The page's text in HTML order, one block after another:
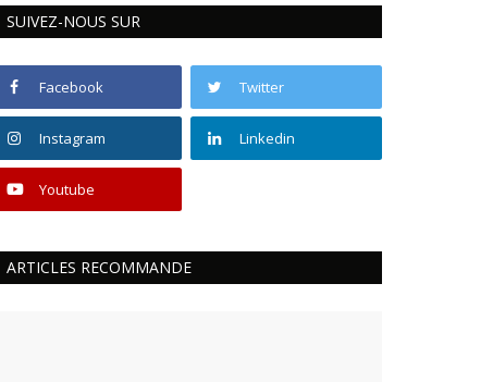
SUIVEZ-NOUS SUR
Facebook Twitter
Instagram Linkedin
Youtube
ARTICLES RECOMMANDE